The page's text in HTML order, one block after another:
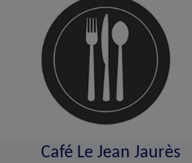
Café Le Jean Jaurès